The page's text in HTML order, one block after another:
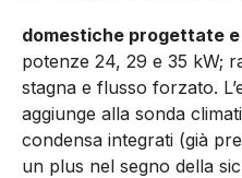
domestiche progettate
potenze 24, 29 e 35 kW;
stagna e flusso forzato.
aggiunge alla sonda
condensa integrati (già
un plus nel segno della